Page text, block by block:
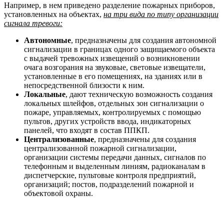
Например, в нем приведено разделение пожарных приборов,
установленных на объектах, на три вида по типу организации
сигнала тревоги:
Автономные, предназначены для создания автономной
сигнализации в границах одного защищаемого объекта
с выдачей тревожных извещений о возникновении
очага возгорания на звуковые, световые извещатели,
установленные в его помещениях, на зданиях или в
непосредственной близости к ним.
Локальные, дают техническую возможность создания
локальных шлейфов, отдельных зон сигнализации о
пожаре, управляемых, контролируемых с помощью
пультов, других устройств ввода, индикаторных
панелей, что входят в состав ППКП.
Централизованные, предназначены для создания
централизованной пожарной сигнализации,
организации системы передачи данных, сигналов по
телефонным и выделенным линиям, радиоканалам в
диспетчерские, пультовые контроля предприятий,
организаций; постов, подразделений пожарной и
объектовой охраны.